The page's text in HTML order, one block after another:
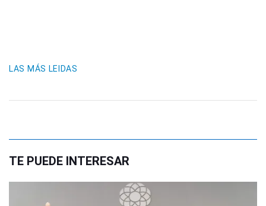
LAS MÁS LEIDAS
TE PUEDE INTERESAR